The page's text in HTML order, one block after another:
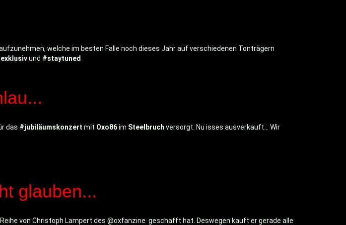
welche im besten Falle noch dieses Jahr auf verschiedenen Tonträgern
und #staytuned
das #jubiläumskonzert mit Oxo86im Steelbruch versorgt. Nu isses ausverkauft… Wir
glauben...
von Christoph Lampert des @oxfanzine geschafft hat. Deswegen kauft er gerade alle